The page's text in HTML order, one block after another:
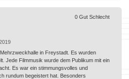
in Freystadt. Es wurden
Jede Filmmusik wurde dem Publikum mit ein
Es war ein stimmungsvolles und
rundum begeistert hat. Besonders
0 Gut Schlecht